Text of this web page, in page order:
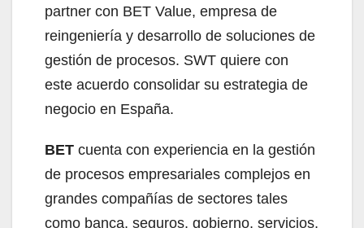
partner con BET Value, empresa de
reingeniería y desarrollo de soluciones de
gestión de procesos. SWT quiere con
este acuerdo consolidar su estrategia de
negocio en España.
BET cuenta con experiencia en la gestión
de procesos empresariales complejos en
grandes compañías de sectores tales
como banca, seguros, gobierno, servicios,